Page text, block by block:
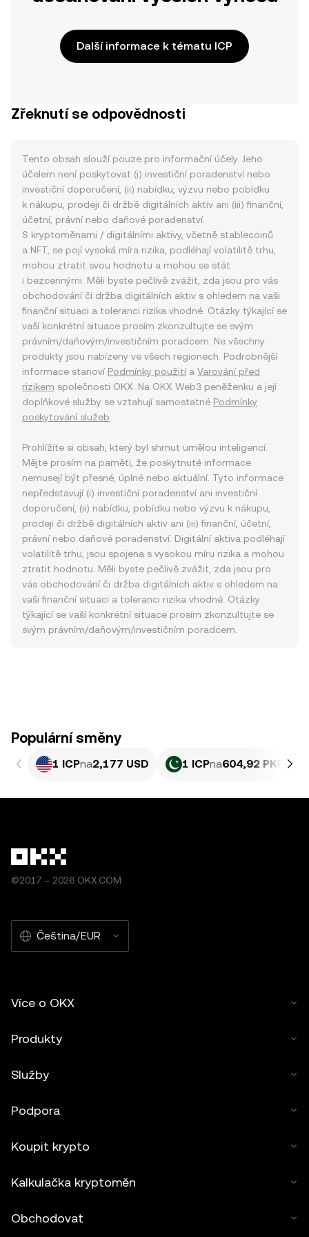
Další informace k tématu ICP
Zřeknutí se odpovědnosti
Tento obsah slouží pouze pro informační účely. Jeho
účelem není poskytovat (i) investiční poradenství nebo
investiční doporučení, (ii) nabídku, výzvu nebo pobídku
k nákupu, prodeji či držbě digitálních aktiv ani (iii) finanční,
účetní, právní nebo daňové poradenství.
S kryptoměnami / digitálními aktivy, včetně stablecoinů
a NFT, se pojí vysoká míra rizika, podléhají volatilitě trhu,
mohou ztratit svou hodnotu a mohou se stát
i bezcennými. Měli byste pečlivě zvážit, zda jsou pro vás
obchodování či držba digitálních aktiv s ohledem na vaši
finanční situaci a toleranci rizika vhodné. Otázky týkající se
vaší konkrétní situace prosím zkonzultujte se svým
právním/daňovým/investičním poradcem. Ne všechny
produkty jsou nabízeny ve všech regionech. Podrobnější
informace stanoví Podmínky použitía Varování před
rizikem společnosti OKX. Na OKX Web3 peněženku a její
doplňkové služby se vztahují samostatné Podmínky
poskytování služeb
Prohlížíte si obsah, který byl shrnut umělou inteligencí.
Mějte prosím na paměti, že poskytnuté informace
nemusejí být přesné, úplné nebo aktuální. Tyto informace
nepředstavují (i) investiční poradenství ani investiční
doporučení, (ii) nabídku, pobídku nebo výzvu k nákupu,
prodeji či držbě digitálních aktiv ani (iii) finanční, účetní,
právní nebo daňové poradenství. Digitální aktiva podléhají
volatilitě trhu, jsou spojena s vysokou míru rizika a mohou
ztratit hodnotu. Měli byste pečlivě zvážit, zda jsou pro
vás obchodování či držba digitálních aktiv s ohledem na
vaši finanční situaci a toleranci rizika vhodné. Otázky
týkající se vaší konkrétní situace prosím zkonzultujte se
svým právním/daňovým/investičním poradcem.
Populární směny
1 ICPna2,177 USD 1 ICPna604,92 PKR
©2017 – 2026 OKX.COM
Čeština/EUR
Více o OKX
Produkty
Služby
Podpora
Koupit krypto
Kalkulačka kryptoměn
Obchodovat